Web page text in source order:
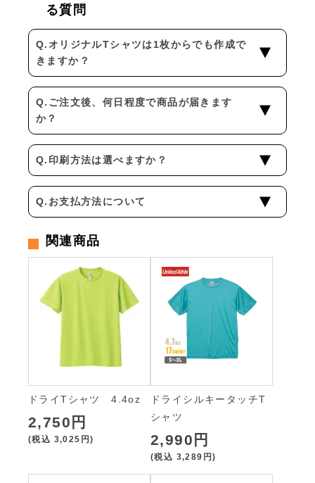
る質問
Q.オリジナルTシャツは1枚からでも作成で
きますか？
Q.ご注文後、何日程度で商品が届きます
か？
Q.印刷方法は選べますか？
Q.お支払方法について
関連商品
ドライTシャツ 4.4oz
2,750円
(税込 3,025円)
ドライシルキータッチT
シャツ
2,990円
(税込 3,289円)